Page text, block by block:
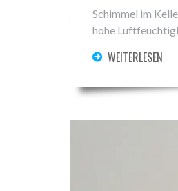
Schimmel im
hohe
WEITERLESEN